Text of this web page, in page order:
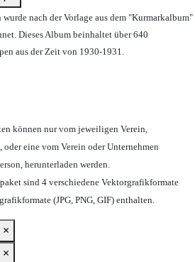
wurde nach der Vorlage aus dem "Kurmarkalbum"
Dieses Album beinhaltet über 640
aus der Zeit von 1930-1931.
können nur vom jeweiligen Verein,
oder eine vom Verein oder Unternehmen
herunterladen werden.
sind 4 verschiedene Vektorgrafikformate
(JPG, PNG, GIF) enthalten.
×
×